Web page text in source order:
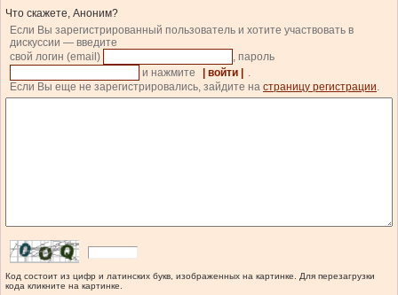
Что скажете, Аноним?
Если Вы зарегистрированный пользователь и хотите участвовать в
дискуссии — введите
свой логин (email)
, пароль
и нажмите
| войти |
.
Если Вы еще не зарегистрировались, зайдите на страницу регистрации.
Код состоит из цифр и латинских букв, изображенных на картинке. Для перезагрузки
кода кликните на картинке.